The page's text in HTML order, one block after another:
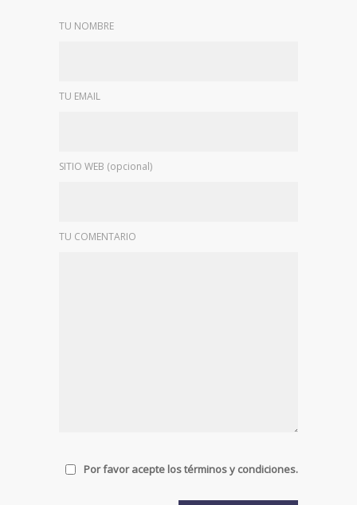
TU NOMBRE
TU EMAIL
SITIO WEB (opcional)
TU COMENTARIO
Por favor acepte los términos y condiciones.